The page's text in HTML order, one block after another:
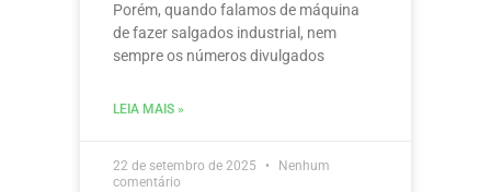
Porém, quando falamos de máquina
de fazer salgados industrial, nem
sempre os números divulgados
LEIA MAIS »
22 de setembro de 2025
Nenhum
comentário